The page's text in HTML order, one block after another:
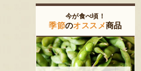
今が食べ頃！
季節のオススメ商品